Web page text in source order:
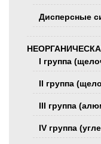
Дисперсные
I группа
II группа
III группа
IV группа